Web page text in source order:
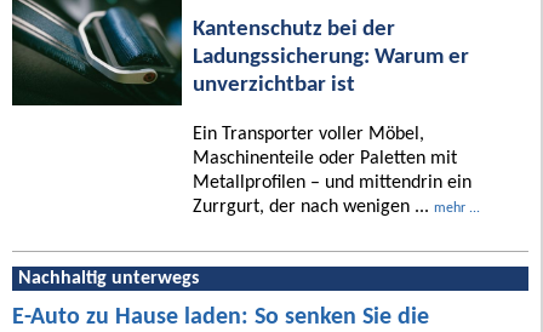
Kantenschutz bei der
Ladungssicherung: Warum er
unverzichtbar ist
Ein Transporter voller Möbel,
Maschinenteile oder Paletten mit
Metallprofilen – und mittendrin ein
Zurrgurt, der nach wenigen ... mehr ...
Nachhaltig unterwegs
E-Auto zu Hause laden: So senken Sie die